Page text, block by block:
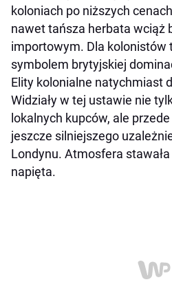
koloniach po niższych
nawet tańsza herbata wciąż
importowym. Dla kolonistów
symbolem brytyjskiej
Elity kolonialne natychmiast
Widziały w tej ustawie nie
lokalnych kupców, ale
jeszcze silniejszego
Londynu. Atmosfera
napięta.